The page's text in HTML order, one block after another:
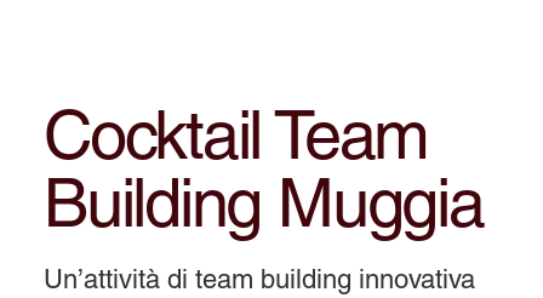
Cocktail Team
Building Muggia
Un’attività di team building innovativa